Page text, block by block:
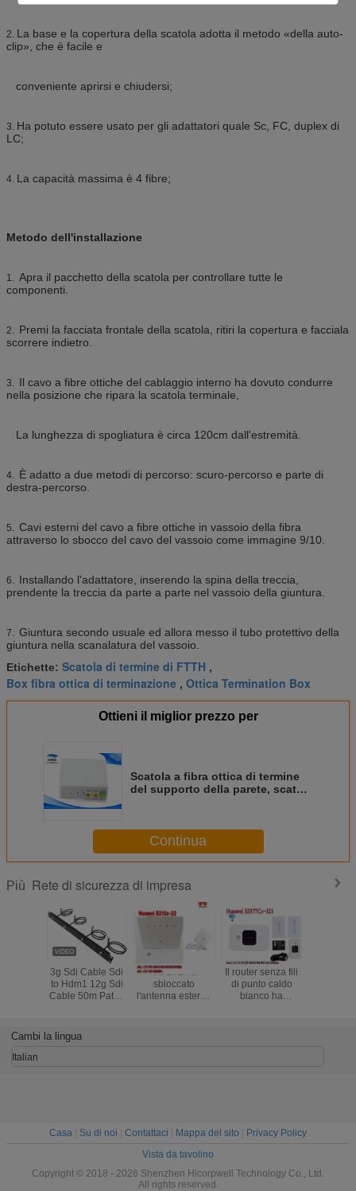
2. La base e la copertura della scatola adotta il metodo «della auto-
clip», che è facile e
conveniente aprirsi e chiudersi;
3. Ha potuto essere usato per gli adattatori quale Sc, FC, duplex di
LC;
4. La capacità massima è 4 fibre;
Metodo dell'installazione
1. Apra il pacchetto della scatola per controllare tutte le
componenti.
2. Premi la facciata frontale della scatola, ritiri la copertura e facciala
scorrere indietro.
3. Il cavo a fibre ottiche del cablaggio interno ha dovuto condurre
nella posizione che ripara la scatola terminale,
La lunghezza di spogliatura è circa 120cm dall'estremità.
4. È adatto a due metodi di percorso: scuro-percorso e parte di
destra-percorso.
5. Cavi esterni del cavo a fibre ottiche in vassoio della fibra
attraverso lo sbocco del cavo del vassoio come immagine 9/10.
6. Installando l'adattatore, inserendo la spina della treccia,
prendente la treccia da parte a parte nel vassoio della giuntura.
7. Giuntura secondo usuale ed allora messo il tubo protettivo della
giuntura nella scanalatura del vassoio.
Etichette: Scatola di termine di FTTH ,
Box fibra ottica di terminazione , Ottica Termination Box
Ottieni il miglior prezzo per
Scatola a fibra ottica di termine
del supporto della parete, scatole
Continua
Più Rete di sicurezza di impresa
3g Sdi Cable Sdi
to Hdm1 12g Sdi
Cable 50m Patch
Micro Converter
SDI Cable
4G LTE ha
sbloccato
l'antenna esterna
Il router senza fili
di punto caldo
bianco ha
Cambi la lingua
Italian
Casa Su di noi Contattaci Mappa del sito
Privacy Policy
Vista da tavolino
Copyright © 2018 - 2026 Shenzhen Hicorpwell Technology Co., Ltd.
All rights reserved.